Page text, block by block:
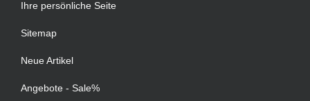
Ihre persönliche Seite
Sitemap
Neue Artikel
Angebote - Sale%